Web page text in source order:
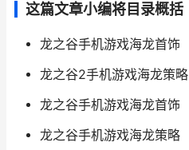
这篇文章小编将目录概括
龙之谷手机游戏海龙首饰
龙之谷2手机游戏海龙策略
龙之谷手机游戏海龙首饰
龙之谷手机游戏海龙策略